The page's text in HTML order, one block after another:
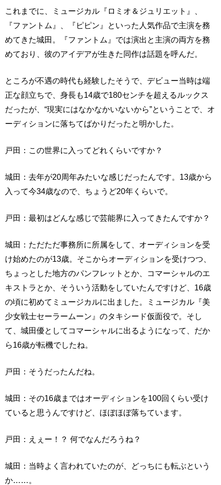
これまでに、ミュージカル『ロミオ＆ジュリエット』、
『ファントム』、『ピピン』といった人気作品で主演を務
めてきた城田。『ファントム』では演出と主演の両方を務
めており、彼のアイデアが生きた同作は話題を呼んだ。
ところが不遇の時代も経験したそうで、デビュー当時は端
正な顔立ちで、身長も14歳で180センチを超えるルックス
だったが、“現実にはなかなかいないから”ということで、オ
ーディションに落ちてばかりだったと明かした。
戸田：この世界に入ってどれくらいですか？
城田：去年が20周年みたいな感じだったんです。13歳から
入って今34歳なので、ちょうど20年くらいで。
戸田：最初はどんな感じで芸能界に入ってきたんですか？
城田：ただただ事務所に所属をして、オーディションを受
け始めたのが13歳。そこからオーディションを受けつつ、
ちょっとした地方のパンフレットとか、コマーシャルのエ
キストラとか、そういう活動をしていたんですけど、16歳
の頃に初めてミュージカルに出ました。ミュージカル『美
少女戦士セーラームーン』のタキシード仮面役で。そし
て、城田優としてコマーシャルに出るようになって、だか
ら16歳が転機でしたね。
戸田：そうだったんだね。
城田：その16歳まではオーディションを100回くらい受け
ていると思うんですけど、ほぼほぼ落ちています。
戸田：えぇー！？ 何でなんだろうね？
城田：当時よく言われていたのが、どっちにも転ぶという
か……。